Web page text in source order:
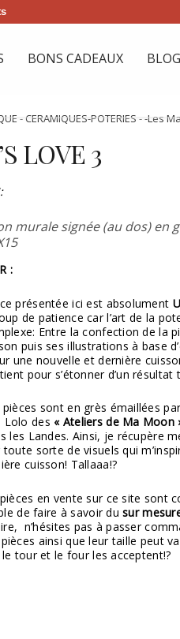
BONS CADEAUX
-CERAMIQUES-POTERIES --Les
LOVE 3
murale signée (au dos) en
:
présentée ici est absolument
de patience car l’art de la
Entre la confection de la
puis ses illustrations à base
une nouvelle et dernière
pour s’étonner d’un
sont en grès émaillées
Lolo des « Ateliers de Ma Moon
les Landes. Ainsi, je récupère
sorte de visuels qui
cuisson! Tallaaa!?
en vente sur ce site sont
de faire à savoir dusur
n’hésites pas à passer
ainsi que leur taille peut
tour et le four les acceptent!?